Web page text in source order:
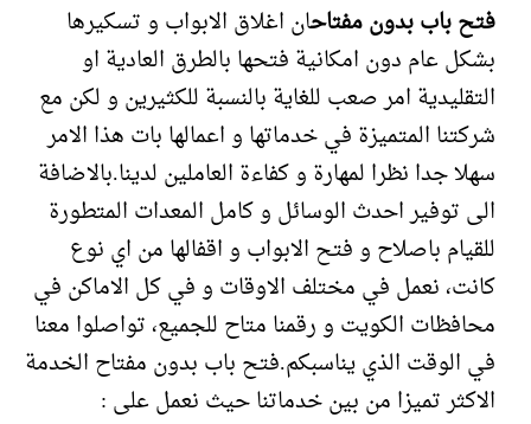
فتح باب بدون مفتاحان اغلاق الابواب و تسكيرها
بشكل عام دون امكانية فتحها بالطرق العادية او
التقليدية امر صعب للغاية بالنسبة للكثيرين و لكن مع
شركتنا المتميزة في خدماتها و اعمالها بات هذا الامر
سهلا جدا نظرا لمهارة و كفاءة العاملين لدينا.بالاضافة
الى توفير احدث الوسائل و كامل المعدات المتطورة
للقيام باصلاح و فتح الابواب و اقفالها من اي نوع
كانت، نعمل في مختلف الاوقات و في كل الاماكن في
محافظات الكويت و رقمنا متاح للجميع، تواصلوا معنا
في الوقت الذي يناسبكم.فتح باب بدون مفتاح الخدمة
الاكثر تميزا من بين خدماتنا حيث نعمل على :